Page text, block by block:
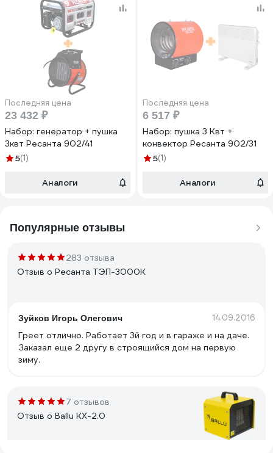
Последняя цена
23 432 ₽
Набор: генератор + пушка
3квт Ресанта 902/41
5(1)
Аналоги
Последняя цена
6 517 ₽
Набор: пушка 3 Квт +
конвектор Ресанта 902/31
5(1)
Аналоги
Популярные отзывы
283 отзыва
Отзыв о Ресанта ТЭП-3000К
Зуйков Игорь Олегович 14.09.2016
Греет отлично. Работает 3й год и в гараже и на даче.
Заказал еще 2 другу в строящийся дом на первую
зиму.
7 отзывов
Отзыв о Ballu KX-2.0